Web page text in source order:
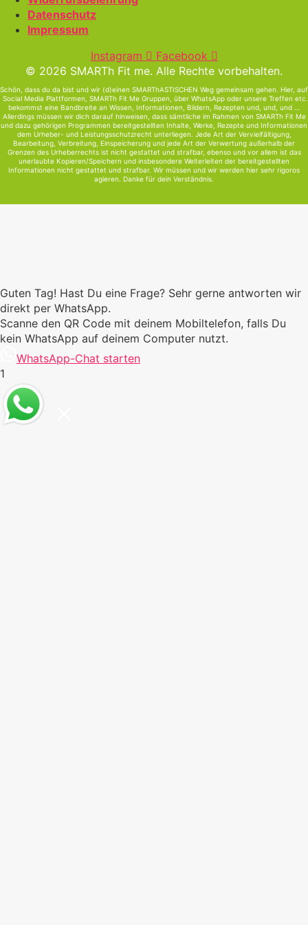
Datenschutz
Impressum
Instagram
Facebook
© 2026 SMARTh Fit me. Alle Rechte vorbehalten.
Schön, dass du da bist und wir (d)einen SMARThASTISCHEN Weg gemeinsam gehen. Hier, auf
Social Media Plattformen, SMARTh Fit Me Gruppen, über WhatsApp oder unsere Treffen etc.
bekommst eine Bandbreite an Wissen, Informationen, Bildern, Rezepten und, und, und …
Allerdings müssen wir dich darauf hinweisen, dass sämtliche im Rahmen von SMARTh Fit Me
und dazu gehörigen Programmen bereitgestellten Inhalte, Werke, Rezepte und Informationen
dem Urheber- und Leistungsschutzrecht unterliegen. Jede Art der Vervielfältigung,
Bearbeitung, Verbreitung, Einspeicherung und jede Art der Verwertung außerhalb der
Grenzen des Urheberrechts ist nicht gestattet und strafbar, ebenso und vor allem ist das
unerlaubte Kopieren/Speichern und insbesondere Weiterleiten der bereitgestellten
Informationen nicht gestattet und strafbar. Wir müssen und wir werden hier sehr rigoros
agieren. Danke für dein Verständnis.
Guten Tag! Hast Du eine Frage? Sehr gerne antworten wir
direkt per WhatsApp.
Scanne den QR Code mit deinem Mobiltelefon, falls Du
kein WhatsApp auf deinem Computer nutzt.
WhatsApp-Chat starten
1